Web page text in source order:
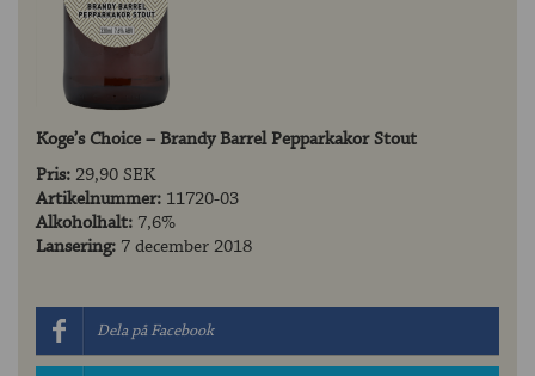
Koge’s Choice – Brandy Barrel Pepparkakor Stout
Pris:29,90 SEK
Artikelnummer: 11720-03
Alkoholhalt: 7,6%
Lansering: 7 december 2018
Dela på Facebook